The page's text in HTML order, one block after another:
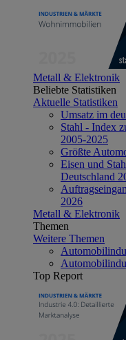
Metall & Elektronik
Beliebte Statistiken
Aktuelle Statistiken
Umsatz im
Stahl - Index
2005-2025
Größte
Eisen und
Deutschland
2026
Metall & Elektronik
Themen
Weitere Themen
Top Report